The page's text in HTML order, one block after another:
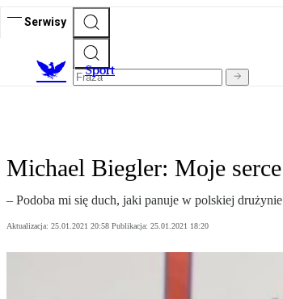
Serwisy
Sport
Michael Biegler: Moje
– Podoba mi się duch, jaki panuje w polskiej
Aktualizacja: 25.01.2021 20:58 Publikacja: 25.01.2021 18:20